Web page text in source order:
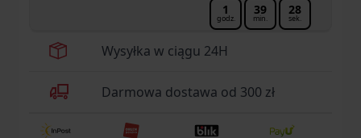
27
sek.
39
min.
1
godz.
Wysyłka w ciągu 24H
Darmowa dostawa od 300 zł